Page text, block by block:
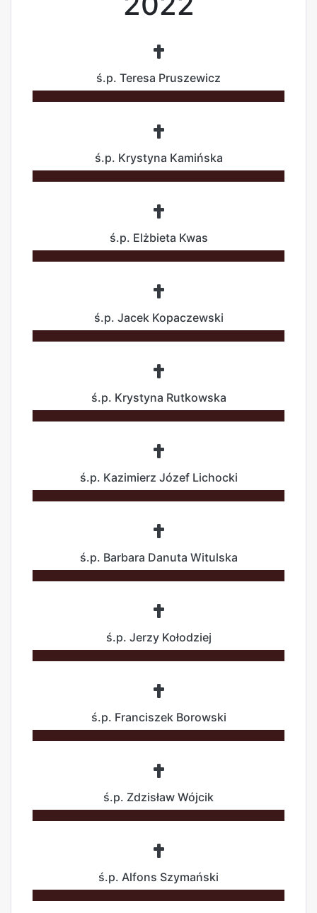
ś.p. Teresa Pruszewicz
ś.p. Krystyna Kamińska
ś.p. Elżbieta Kwas
ś.p. Jacek Kopaczewski
ś.p. Krystyna Rutkowska
ś.p. Kazimierz Józef Lichocki
ś.p. Barbara Danuta Witulska
ś.p. Jerzy Kołodziej
ś.p. Franciszek Borowski
ś.p. Zdzisław Wójcik
ś.p. Alfons Szymański